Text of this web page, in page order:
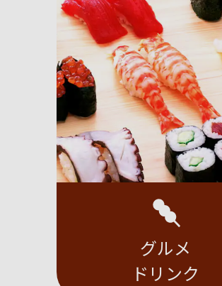
グルメ
ドリンク